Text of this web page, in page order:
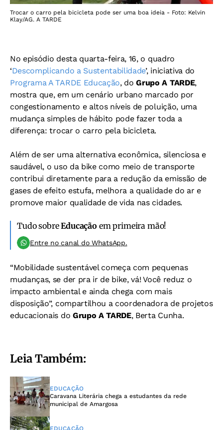
Trocar o carro pela bicicleta pode ser uma boa ideia - Foto: Kelvin
Klay/AG. A TARDE
No episódio desta quarta-feira, 16, o quadro
‘Descomplicando a Sustentabilidade’, iniciativa do
Programa A TARDE Educação, doGrupo A TARDE,
mostra que, em um cenário urbano marcado por
congestionamento e altos níveis de poluição, uma
mudança simples de hábito pode fazer toda a
diferença: trocar o carro pela bicicleta.
Além de ser uma alternativa econômica, silenciosa e
saudável, o uso da bike como meio de transporte
contribui diretamente para a redução da emissão de
gases de efeito estufa, melhora a qualidade do ar e
promove maior qualidade de vida nas cidades.
Tudo sobreEducação em primeira mão!
Entre no canal do WhatsApp.
“Mobilidade sustentável começa com pequenas
mudanças, se der pra ir de bike, vá! Você reduz o
impacto ambiental e ainda chega com mais
disposição”, compartilhou a coordenadora de projetos
educacionais do Grupo A TARDE, Berta Cunha.
Leia Também:
EDUCAÇÃO
Caravana Literária chega a estudantes da rede
municipal de Amargosa
EDUCAÇÃO